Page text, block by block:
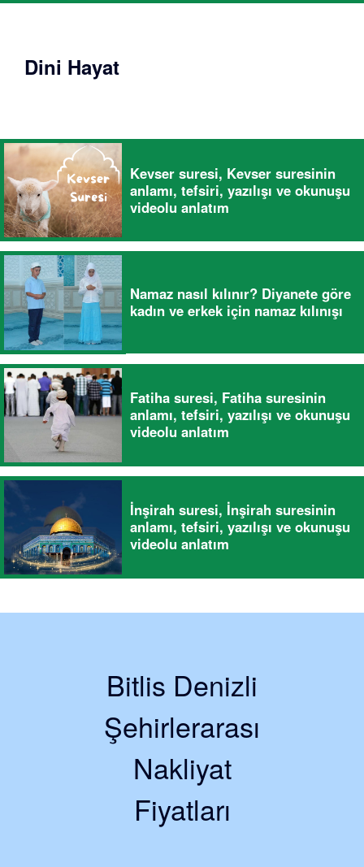
Dini Hayat
Kevser suresi, Kevser suresinin
anlamı, tefsiri, yazılışı ve okunuşu
videolu anlatım
Namaz nasıl kılınır? Diyanete göre
kadın ve erkek için namaz kılınışı
Fatiha suresi, Fatiha suresinin
anlamı, tefsiri, yazılışı ve okunuşu
videolu anlatım
İnşirah suresi, İnşirah suresinin
anlamı, tefsiri, yazılışı ve okunuşu
videolu anlatım
Bitlis Denizli
Şehirlerarası
Nakliyat
Fiyatları